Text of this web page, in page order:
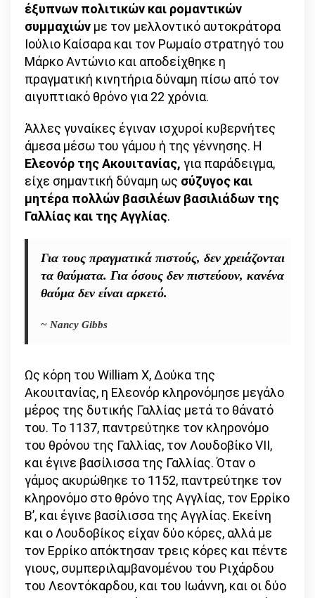
έξυπνων πολιτικών και ρομαντικών
συμμαχιών με τον μελλοντικό αυτοκράτορα
Ιούλιο Καίσαρα και τον Ρωμαίο στρατηγό του
Μάρκο Αντώνιο και αποδείχθηκε η
πραγματική κινητήρια δύναμη πίσω από τον
αιγυπτιακό θρόνο για 22 χρόνια.
Άλλες γυναίκες έγιναν ισχυροί κυβερνήτες
άμεσα μέσω του γάμου ή της γέννησης. Η
Ελεονόρ της Ακουιτανίας, για παράδειγμα,
είχε σημαντική δύναμη ως σύζυγος και
μητέρα πολλών βασιλέων βασιλιάδων της
Γαλλίας και της Αγγλίας.
Για τους πραγματικά πιστούς, δεν χρειάζονται
τα θαύματα. Για όσους δεν πιστεύουν, κανένα
θαύμα δεν είναι αρκετό.
~ Nancy Gibbs
Ως κόρη του William X, Δούκα της
Ακουιτανίας, η Ελεονόρ κληρονόμησε μεγάλο
μέρος της δυτικής Γαλλίας μετά το θάνατό
του. Το 1137, παντρεύτηκε τον κληρονόμο
του θρόνου της Γαλλίας, τον Λουδοβίκο VII,
και έγινε βασίλισσα της Γαλλίας. Όταν ο
γάμος ακυρώθηκε το 1152, παντρεύτηκε τον
κληρονόμο στο θρόνο της Αγγλίας, τον Ερρίκο
Β’, και έγινε βασίλισσα της Αγγλίας. Εκείνη
και ο Λουδοβίκος είχαν δύο κόρες, αλλά με
τον Ερρίκο απόκτησαν τρεις κόρες και πέντε
γιους, συμπεριλαμβανομένου του Ριχάρδου
του Λεοντόκαρδου, και του Ιωάννη, και οι δύο